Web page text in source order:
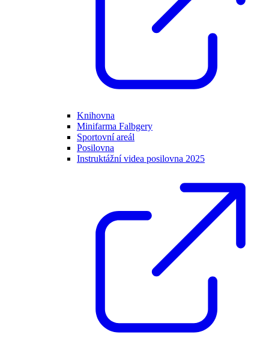
Knihovna
Minifarma Falbgery
Sportovní areál
Posilovna
Instruktážní videa posilovna 2025